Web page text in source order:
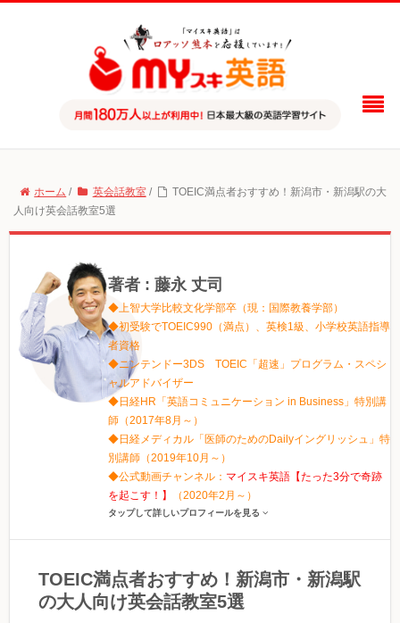
ホーム / 英会話教室 /
TOEIC満点者おすすめ！新潟市・新潟駅の大
人向け英会話教室5選
著者 : 藤永 丈司
◆上智大学比較文化学部卒（現：国際教養学部）
◆初受験でTOEIC990（満点）、英検1級、小学校英語指導
者資格
◆ニンテンドー3DS TOEIC「超速」プログラム・スペシ
ャルアドバイザー
◆日経HR「英語コミュニケーション in Business」特別講
師（2017年8月～）
◆日経メディカル「医師のためのDailyイングリッシュ」特
別講師（2019年10月～）
◆公式動画チャンネル： マイスキ英語【たった3分で奇跡
を起こす！】
（2020年2月～）
タップして詳しいプロフィールを見る
TOEIC満点者おすすめ！新潟市・新潟駅
の大人向け英会話教室5選